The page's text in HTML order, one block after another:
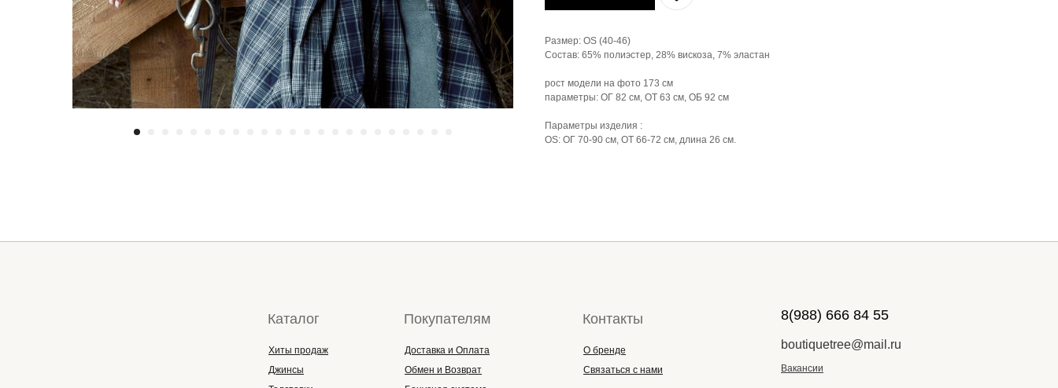
Размер: OS (40-46)
Состав: 65% полиэстер, 28% вискоза, 7% эластан
рост модели на фото 173 см
параметры: ОГ 82 см, ОТ 63 см, ОБ 92 см
Параметры изделия :
OS: ОГ 70-90 см, ОТ 66-72 см, длина 26 см.
8(988) 666 84 55
boutiquetree@mail.ru
Вакансии
Каталог
Хиты продаж
Джинсы
Доставка и Оплата
Обмен и Возврат
О бренде
Связаться с нами
Покупателям Контакты